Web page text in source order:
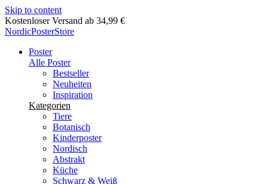
Skip to content
Kostenloser Versand ab 34,99 €
NordicPosterStore
Poster
Alle Poster
Bestseller
Neuheiten
Inspiration
Kategorien
Tiere
Botanisch
Kinderposter
Nordisch
Abstrakt
Küche
Schwarz & Weiß